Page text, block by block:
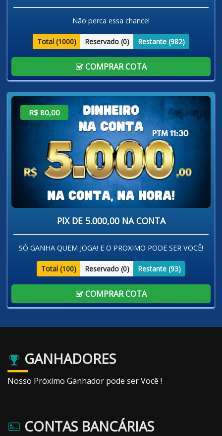
Não perca essa chance!
Total (1000) Reservado (0) Restante (982)
COMPRAR COTA
R$ 80,00
PIX DE 5.000,00 NA CONTA
SÓ GANHA QUEM JOGA! E O PROXIMO PODE SER VOCÊ!
Total (100) Reservado (0) Restante (93)
COMPRAR COTA
GANHADORES
Nosso Próximo Ganhador pode ser Você !
CONTAS BANCÁRIAS